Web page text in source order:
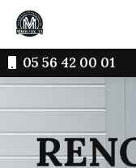
Aller
contenu
principal05 56 42 00 01